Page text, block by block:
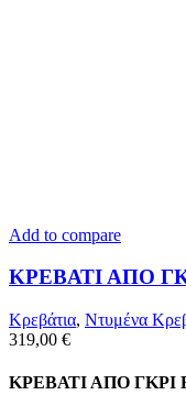
Add to compare
ΚΡΕΒΑΤΙ ΑΠΟ
Κρεβάτια, Ντυμένα
319,00 €
ΚΡΕΒΑΤΙ ΑΠΟ ΓΚΡΙ